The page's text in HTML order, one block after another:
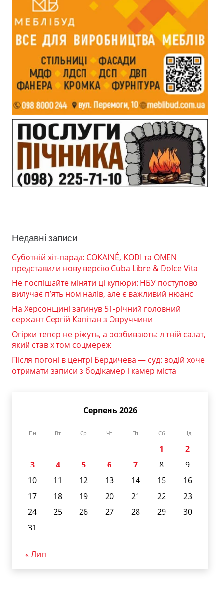
Недавні записи
Суботній хіт-парад: COKAINÉ, KODI та OMEN
представили нову версію Cuba Libre & Dolce Vita
Не поспішайте міняти ці купюри: НБУ поступово
вилучає п’ять номіналів, але є важливий нюанс
На Херсонщині загинув 51-річний головний
сержант Сергій Капітан з Овруччини
Огірки тепер не ріжуть, а розбивають: літній салат,
який став хітом соцмереж
Після погоні в центрі Бердичева — суд: водій хоче
отримати записи з бодікамер і камер міста
Серпень 2026
Пн Вт Ср Чт Пт Сб Нд
1
2
3
4 5 6 7 8
9
10
11 12 13 14 15
16
17
18 19 20 21 22
23
24
25 26 27 28 29
30
31
« Лип